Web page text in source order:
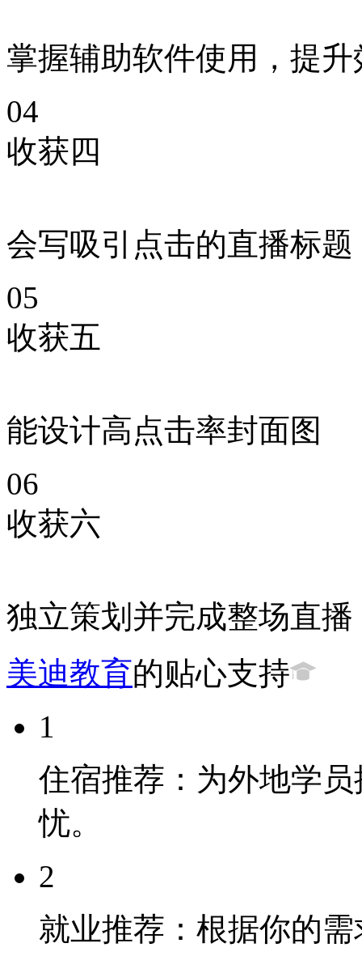
掌握辅助软件使用，提升
04
收获四
会写吸引点击的直播标题
05
收获五
能设计高点击率封面图
06
收获六
独立策划并完成整场直播
美迪教育的贴心支持
1
住宿推荐：为外地学
忧。
2
就业推荐：根据你的